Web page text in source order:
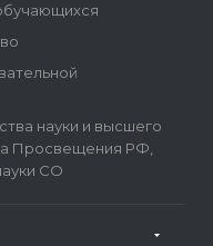
науки и высшего
Просвещения РФ,
СО